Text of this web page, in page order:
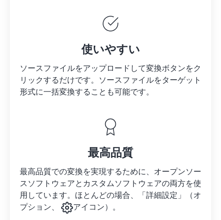
使いやすい
ソースファイルをアップロードして変換ボタンをク
リックするだけです。 ソースファイルをターゲット
形式に一括変換することも可能です。
最高品質
最高品質での変換を実現するために、オープンソー
スソフトウェアとカスタムソフトウェアの両方を使
用しています。ほとんどの場合、「詳細設定」（オ
プション、
アイコン）。